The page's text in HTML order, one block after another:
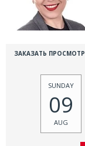
ЗАКАЗАТЬ ПРОСМОТР
SUNDAY
09
AUG